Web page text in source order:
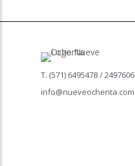
T. (571) 6495478 / 2497606
info@nueveochenta.com